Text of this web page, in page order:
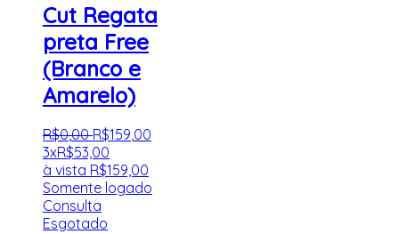
Cut Regata
preta Free
(Branco e
Amarelo)
R$0,00 R$159,00
3xR$53,00
à vista R$159,00
Somente logado
Consulta
Esgotado